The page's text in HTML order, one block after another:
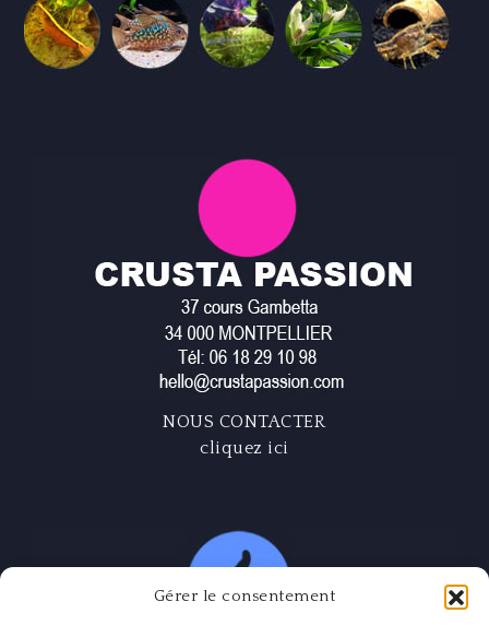
Gérer le consentement
NOUS CONTACTER
cliquez ici